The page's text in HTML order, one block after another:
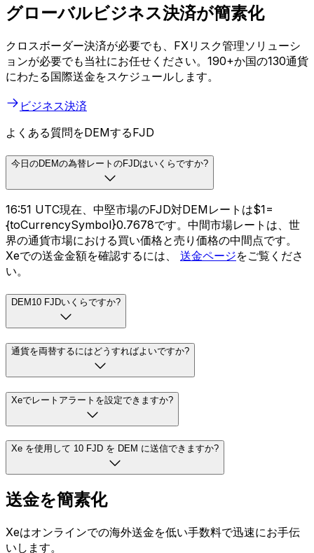
グローバルビジネス決済が簡素化
クロスボーダー決済が必要でも、FXリスク管理ソリューシ
ョンが必要でも当社にお任せください。190+か国の130通貨
にわたる国際送金をスケジュールします。
ビジネス決済
よくある質問をDEMするFJD
今日のDEMの為替レートのFJDはいくらですか?
16:51 UTC現在、中堅市場のFJD対DEMレートは$1=
{toCurrencySymbol}0.7678です。中間市場レートは、世
界の通貨市場における買い価格と売り価格の中間点です。
Xeでの送金金額を確認するには、 送金ページをご覧くださ
い。
DEM10 FJDいくらですか?
通貨を両替するにはどうすればよいですか?
Xeでレートアラートを設定できますか?
Xe を使用して 10 FJD を DEM に送信できますか?
送金を簡素化
Xeはオンラインでの海外送金を低い手数料で迅速にお手伝
いします。